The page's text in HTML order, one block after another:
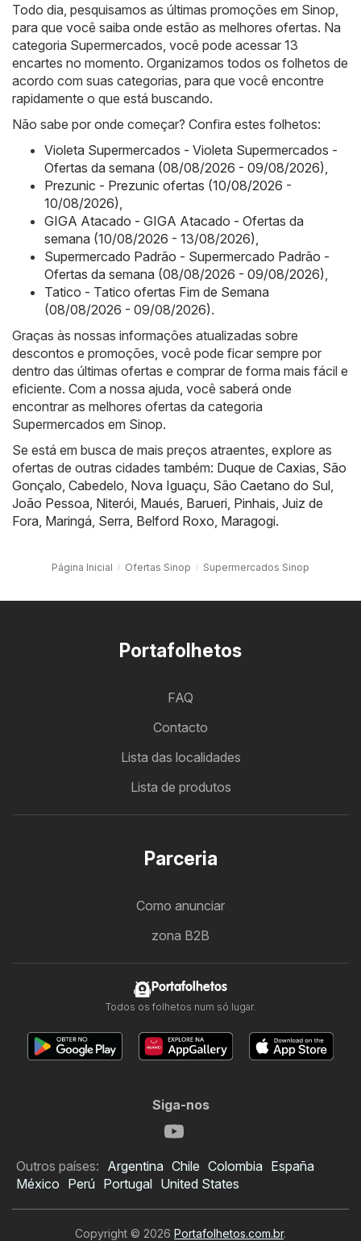
Todo dia, pesquisamos as últimas promoções em Sinop,
para que você saiba onde estão as melhores ofertas. Na
categoria Supermercados, você pode acessar 13
encartes no momento. Organizamos todos os folhetos de
acordo com suas categorias, para que você encontre
rapidamente o que está buscando.
Não sabe por onde começar? Confira estes folhetos:
Violeta Supermercados - Violeta Supermercados -
Ofertas da semana (08/08/2026 - 09/08/2026)
Prezunic - Prezunic ofertas (10/08/2026 -
10/08/2026)
GIGA Atacado - GIGA Atacado - Ofertas da
semana (10/08/2026 - 13/08/2026)
Supermercado Padrão - Supermercado Padrão -
Ofertas da semana (08/08/2026 - 09/08/2026)
Tatico - Tatico ofertas Fim de Semana
(08/08/2026 - 09/08/2026).
Graças às nossas informações atualizadas sobre
descontos e promoções, você pode ficar sempre por
dentro das últimas ofertas e comprar de forma mais fácil e
eficiente. Com a nossa ajuda, você saberá onde
encontrar as melhores ofertas da categoria
Supermercados em Sinop.
Se está em busca de mais preços atraentes, explore as
ofertas de outras cidades também: Duque de Caxias São
Gonçalo Cabedelo Nova Iguaçu São Caetano do Sul
João Pessoa Niterói Maués Barueri Pinhais Juiz de
Fora Maringá Serra Belford Roxo Maragogi.
Página Inicial Ofertas Sinop Supermercados Sinop
Portafolhetos
FAQ
Contacto
Lista das localidades
Lista de produtos
Parceria
Como anunciar
zona B2B
Portafolhetos
Todos os folhetos num só lugar.
Siga-nos
Outros países: Argentina Chile Colombia España
México Perú Portugal United States
Copyright © 2026 Portafolhetos.com.br.